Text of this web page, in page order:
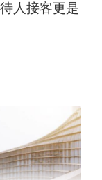
人接客更是